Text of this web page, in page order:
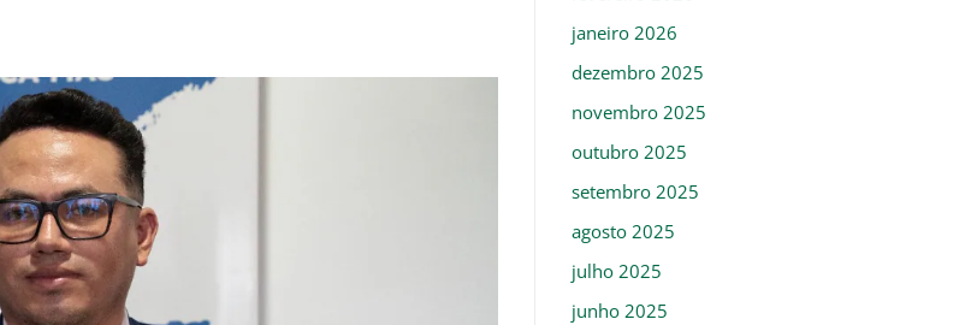
janeiro 2026
dezembro 2025
novembro 2025
outubro 2025
setembro 2025
agosto 2025
julho 2025
junho 2025